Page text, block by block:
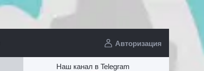
Наш канал в Telegram
Авторизация